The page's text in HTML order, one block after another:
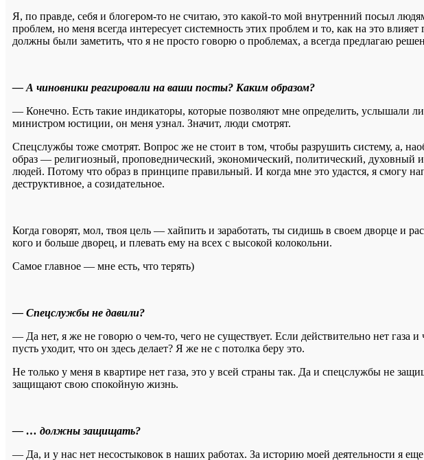
Я, по правде, себя и блогером-то не считаю, это какой-то мой внутренний посыл
проблем, но меня всегда интересует системность этих проблем и то, как на это
должны были заметить, что я не просто говорю о проблемах, а всегда предлагаю
— А чиновники реагировали на ваши посты? Каким образом?
— Конечно. Есть такие индикаторы, которые позволяют мне определить, услышали ли
министром юстиции, он меня узнал. Значит, люди смотрят.
Спецслужбы тоже смотрят. Вопрос же не стоит в том, чтобы разрушить систему, а,
образ — религиозный, проповеднический, экономический, политический, духовный
людей. Потому что образ в принципе правильный. И когда мне это удастся, я смогу
деструктивное, а созидательное.
Когда говорят, мол, твоя цель — хайпить и заработать, ты сидишь в своем дворце и
кого и больше дворец, и плевать ему на всех с высокой колокольни.
Самое главное — мне есть, что терять)
— Спецслужбы не давили?
— Да нет, я же не говорю о чем-то, чего не существует. Если действительно нет газа и
пусть уходит, что он здесь делает? Я же не с потолка беру это.
Не только у меня в квартире нет газа, это у всей страны так. Да и спецслужбы не
защищают свою спокойную жизнь.
— … должны защищать?
— Да, и у нас нет несостыковок в наших работах. За историю моей деятельности я еще